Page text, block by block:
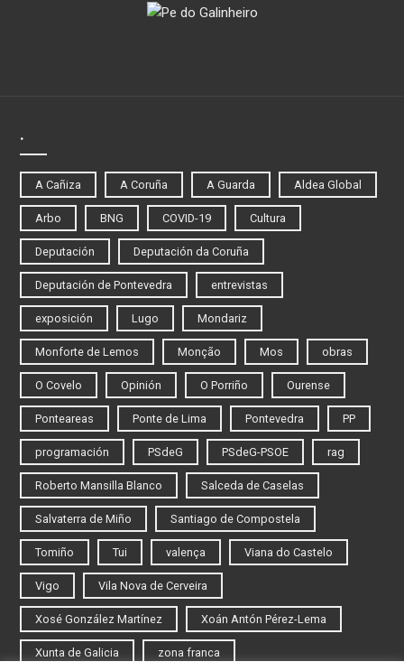
.
A Cañiza A Coruña A Guarda Aldea Global
Arbo BNG COVID-19 Cultura
Deputación Deputación da Coruña
Deputación de Pontevedra entrevistas
exposición Lugo Mondariz
Monforte de Lemos Monção Mos obras
O Covelo Opinión O Porriño Ourense
Ponteareas Ponte de Lima Pontevedra PP
programación PSdeG PSdeG-PSOE rag
Roberto Mansilla Blanco Salceda de Caselas
Salvaterra de Miño Santiago de Compostela
Tomiño Tui valença Viana do Castelo
Vigo Vila Nova de Cerveira
Xosé González Martínez Xoán Antón Pérez-Lema
Xunta de Galicia zona franca